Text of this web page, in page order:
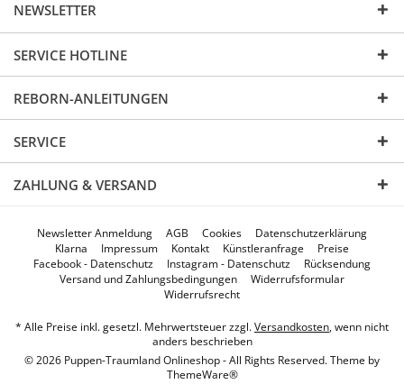
NEWSLETTER
SERVICE HOTLINE
REBORN-ANLEITUNGEN
SERVICE
ZAHLUNG & VERSAND
Newsletter Anmeldung AGB Cookies
Datenschutzerklärung
Klarna
Impressum Kontakt Künstleranfrage
Preise
Facebook - Datenschutz
Instagram - Datenschutz
Rücksendung
Versand und Zahlungsbedingungen
Widerrufsformular
Widerrufsrecht
* Alle Preise inkl. gesetzl. Mehrwertsteuer zzgl.Versandkosten, wenn nicht
anders beschrieben
© 2026 Puppen-Traumland Onlineshop - All Rights Reserved. Theme by
ThemeWare®